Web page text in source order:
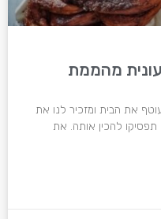
מהממת
את הבית ומזכיר לנו את
תפסיקו להכין אותה. את